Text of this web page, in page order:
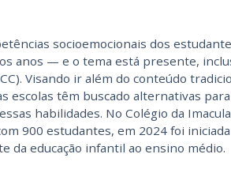
socioemocionais dos
anos — e o tema está presente,
Visando ir além do conteúdo
escolas têm buscado alternativas
habilidades. No Colégio da
900 estudantes, em 2024 foi
da educação infantil ao ensino médio.